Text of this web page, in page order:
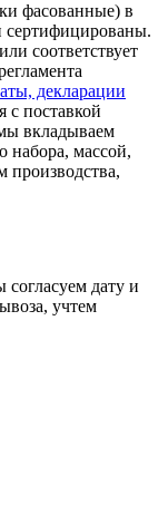
фасованные) в
сертифицированы.
соответствует
декларации
с поставкой
вкладываем
набора, массой,
производства,
дату и
учтем